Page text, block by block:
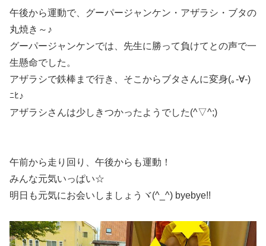
午後から運動で、グーパージャンケン・アザラシ・ブタの
丸焼き～♪
グーパージャンケンでは、先生に勝って負けてとの声で一
生懸命でした。
アザラシで鉄棒まで行き、そこからブタさんに変身(｡-∀-)
ﾆﾋ♪
アザラシさんは少しきつかったようでした(^▽^;)
午前から走り回り、午後からも運動！
みんな元気いっぱい☆
明日も元気にお会いしましょうヾ(^_^) byebye!!